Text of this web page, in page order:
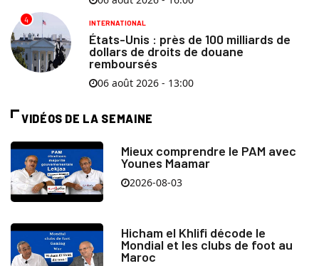
4 INTERNATIONAL
États-Unis : près de 100 milliards de
dollars de droits de douane
remboursés
06 août 2026 - 13:00
VIDÉOS DE LA SEMAINE
Mieux comprendre le PAM avec
Younes Maamar
2026-08-03
Hicham el Khlifi décode le
Mondial et les clubs de foot au
Maroc